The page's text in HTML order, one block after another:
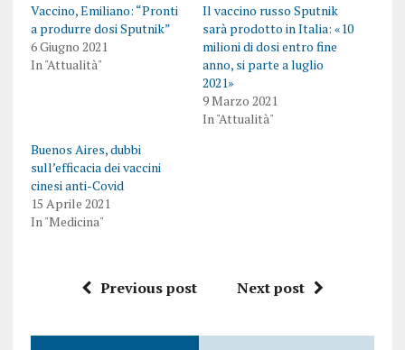
Vaccino, Emiliano: “Pronti
a produrre dosi Sputnik”
6 Giugno 2021
In "Attualità"
Il vaccino russo Sputnik
sarà prodotto in Italia: «10
milioni di dosi entro fine
anno, si parte a luglio
2021»
9 Marzo 2021
In "Attualità"
Buenos Aires, dubbi
sull’efficacia dei vaccini
cinesi anti-Covid
15 Aprile 2021
In "Medicina"
Previous post Next post